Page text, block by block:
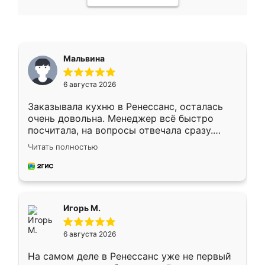
Мальвина
6 августа 2026
Заказывала кухню в Ренессанс, осталась
очень довольна. Менеджер всё быстро
посчитала, на вопросы отвечала сразу.
Замерщик приехал в субботу, подошёл к
делу со всей ответственностью. Собрали
за день, ребята работали аккуратно, даже
Читать полностью
Игорь М.
6 августа 2026
На самом деле в Ренессанс уже не первый